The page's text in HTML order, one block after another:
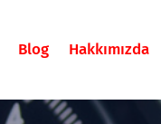
Blog Hakkımızda